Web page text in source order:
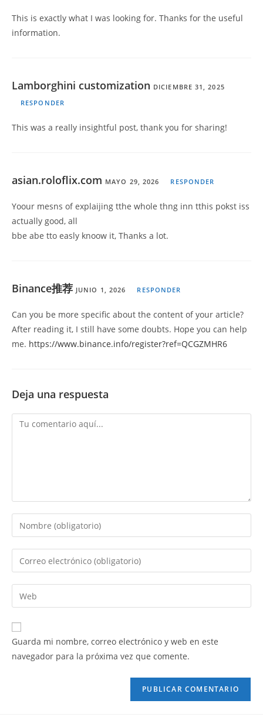
This is exactly what I was looking for. Thanks for the useful
information.
Lamborghini customization DICIEMBRE 31, 2025
RESPONDER
This was a really insightful post, thank you for sharing!
asian.roloflix.com MAYO 29, 2026 RESPONDER
Yoour mesns of explaijing tthe whole thng inn tthis pokst iss
actually good, all
bbe abe tto easly knoow it, Thanks a lot.
Binance推荐 JUNIO 1, 2026 RESPONDER
Can you be more specific about the content of your article?
After reading it, I still have some doubts. Hope you can help
me. https://www.binance.info/register?ref=QCGZMHR6
Deja una respuesta
Guarda mi nombre, correo electrónico y web en este
navegador para la próxima vez que comente.